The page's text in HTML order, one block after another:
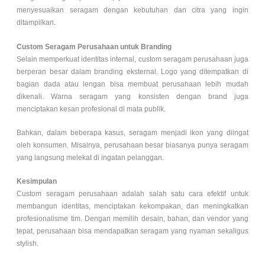
menyesuaikan seragam dengan kebutuhan dan citra yang ingin
ditampilkan.
Custom Seragam Perusahaan untuk Branding
Selain memperkuat identitas internal, custom seragam perusahaan juga
berperan besar dalam branding eksternal. Logo yang ditempatkan di
bagian dada atau lengan bisa membuat perusahaan lebih mudah
dikenali. Warna seragam yang konsisten dengan brand juga
menciptakan kesan profesional di mata publik.
Bahkan, dalam beberapa kasus, seragam menjadi ikon yang diingat
oleh konsumen. Misalnya, perusahaan besar biasanya punya seragam
yang langsung melekat di ingatan pelanggan.
Kesimpulan
Custom seragam perusahaan adalah salah satu cara efektif untuk
membangun identitas, menciptakan kekompakan, dan meningkatkan
profesionalisme tim. Dengan memilih desain, bahan, dan vendor yang
tepat, perusahaan bisa mendapatkan seragam yang nyaman sekaligus
stylish.